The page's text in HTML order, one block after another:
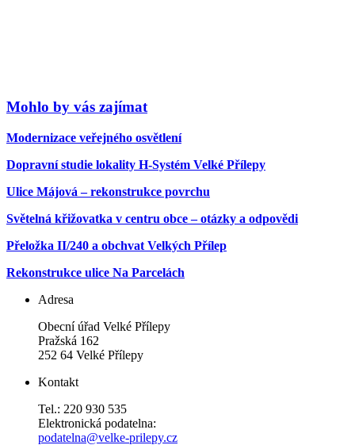
Mohlo by vás zajímat
Modernizace veřejného osvětlení
Dopravní studie lokality H-Systém Velké Přílepy
Ulice Májová – rekonstrukce povrchu
Světelná křižovatka v centru obce – otázky a odpovědi
Přeložka II/240 a obchvat Velkých Přílep
Rekonstrukce ulice Na Parcelách
Adresa
Obecní úřad Velké Přílepy
Pražská 162
252 64 Velké Přílepy
Kontakt
Tel.: 220 930 535
Elektronická podatelna:
podatelna@velke-prilepy.cz